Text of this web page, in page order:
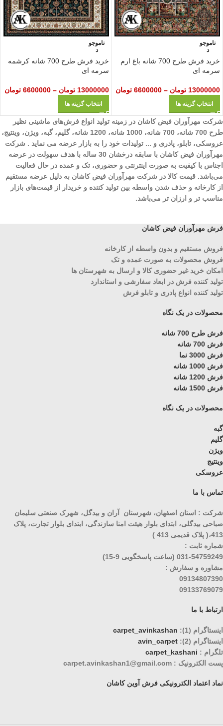
ناموجو
د
خرید فرش طرح 700 شانه باغ ارم
سرمه ای
13000000 تومان –
6600000 تومان
انتخاب گزینه ها
ناموجو
د
خرید فرش طرح 700 شانه کرشمه
سرمه‌ ای
13000000 تومان –
6600000 تومان
انتخاب گزینه ها
شرکت مهرآوران فیض کاشان در زمینه تولید انواع فرش‌های ماشینی نظیر
طرح 700 شانه، 700 شانه، 1000 شانه، 1200 شانه، گلیم، گبه، ویژن، وینتیج،
عروسکی، تابلو، پادری و ... تولیدات خود را به بازار عرضه می نماید . شرکت
مهرآوران فیض کاشان با سابقه درخشان 30 ساله با هدف سهولت در عرضه
اجناس با کیفیت به صورت اینترنتی و حضوری، تک و عمده در حال فعالیت
می‌باشد. قیمت کالا در شرکت مهرآوران فیض کاشان به دلیل عرضه مستقیم
از کارخانه و حذف شدن واسطه بین تولید کننده و خریدار از قیمت‌های بازار
مناسب تر و ارزان تر می‌باشد.
فرش مهرآوران فیض کاشان
فروش مستقیم و بدون واسطه از کارخانه
فروش محصولات به صورت عمده و تک
امکان خرید غیر حضوری کالا و ارسال به شهرستان ها
تولید کننده فرش در ابعاد سفارشی و استاندارد
تولید کننده انواع پادری و تابلو فرش
محصولات در یک نگاه
فرش طرح 700 شانه
فرش 700 شانه
فرش 3000 نما
فرش 1000 شانه
فرش 1200 شانه
فرش 1500 شانه
محصولات در یک نگاه
گبه
گلیم
ویژن
وینتیج
عروسکی
تماس با ما
شرکت : استان اصفهان، شهرستان آران و بیدگل، شهرک صنعتی سلیمان
صباحی بیدگلی، ابتدای بلوار هیئت امنا سازندگی، ابتدای بلوار تجارت، پلاک
413،( پلاک قدیمی 413 )
شماره ثابت :
031-54759249 (ساعت پاسخگویی 9-15)
مشاوره و سفارش :
09134807390
09133769079
ارتباط با ما
اینستاگرام (1):
carpet_avinkashan
اینستاگرام (2):
avin_carpet
تلگرام : carpet_kashani
پست الکترونیک : carpet.avinkashan1@gmail.com
نماد اعتماد الکترونیکی فرش آوین کاشان